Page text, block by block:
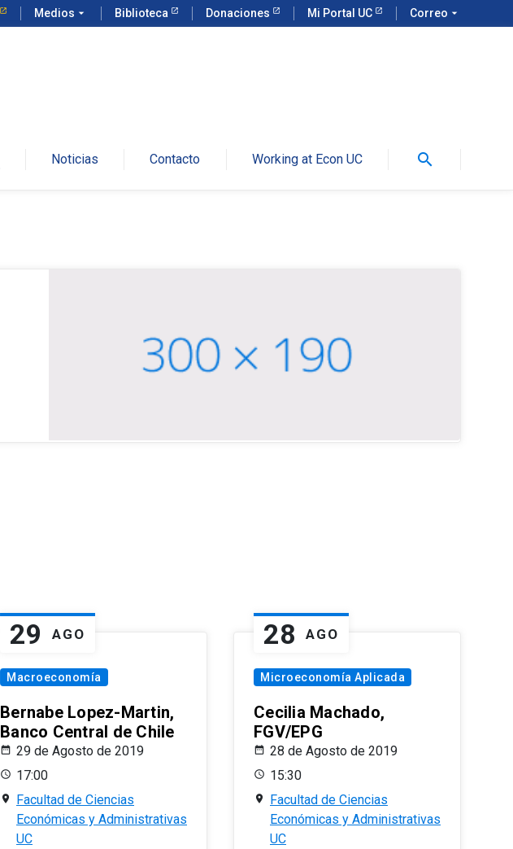
Medios arrow_drop_down Biblioteca Donaciones Mi Portal UC Correo arrow_drop_down
Noticias Contacto Working at Econ UC search
29 AGO
Macroeconomía
Bernabe Lopez-Martin,
Banco Central de Chile
29 de Agosto de 2019
17:00
Facultad de Ciencias
Económicas y Administrativas
UC
28 AGO
Microeconomía Aplicada
Cecilia Machado,
FGV/EPG
28 de Agosto de 2019
15:30
Facultad de Ciencias
Económicas y Administrativas
UC